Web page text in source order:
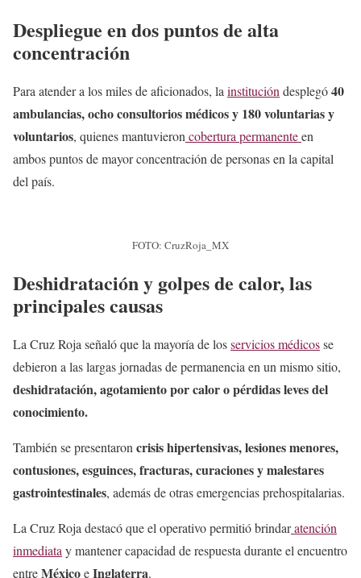
Despliegue en dos puntos de alta
concentración
Para atender a los miles de aficionados, la institución desplegó40
ambulancias, ocho consultorios médicos y 180 voluntarias y
voluntarios, quienes mantuvieron cobertura permanenteen
ambos puntos de mayor concentración de personas en la capital
del país.
FOTO: CruzRoja_MX
Deshidratación y golpes de calor, las
principales causas
La Cruz Roja señaló que la mayoría de losservicios médicosse
debieron a las largas jornadas de permanencia en un mismo sitio,
deshidratación, agotamiento por calor o pérdidas leves del
conocimiento.
También se presentaroncrisis hipertensivas, lesiones menores,
contusiones, esguinces, fracturas, curaciones y malestares
gastrointestinales, además de otras emergencias prehospitalarias.
La Cruz Roja destacó que el operativo permitió brindaratención
inmediatay mantener capacidad de respuesta durante el encuentro
entreMéxicoeInglaterra.